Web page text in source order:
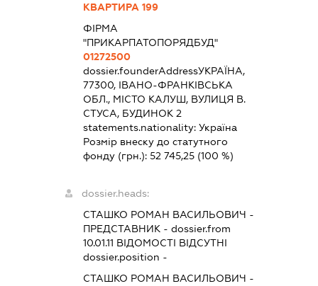
КВАРТИРА 199
ФІРМА
"ПРИКАРПАТОПОРЯДБУД"
01272500
dossier.founderAddressУКРАЇНА,
77300, ІВАНО-ФРАНКІВСЬКА
ОБЛ., МІСТО КАЛУШ, ВУЛИЦЯ В.
СТУСА, БУДИНОК 2
statements.nationality:Україна
Розмір внеску до статутного
фонду (грн.):52 745,25 (100 %)
dossier.heads:
СТАШКО РОМАН ВАСИЛЬОВИЧ -
ПРЕДСТАВНИК - dossier.from
10.01.11 ВІДОМОСТІ ВІДСУТНІ
dossier.position -
СТАШКО РОМАН ВАСИЛЬОВИЧ -